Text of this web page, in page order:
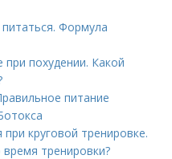
Формула
похудении. Какой
питание
круговой тренировке.
тренировки?